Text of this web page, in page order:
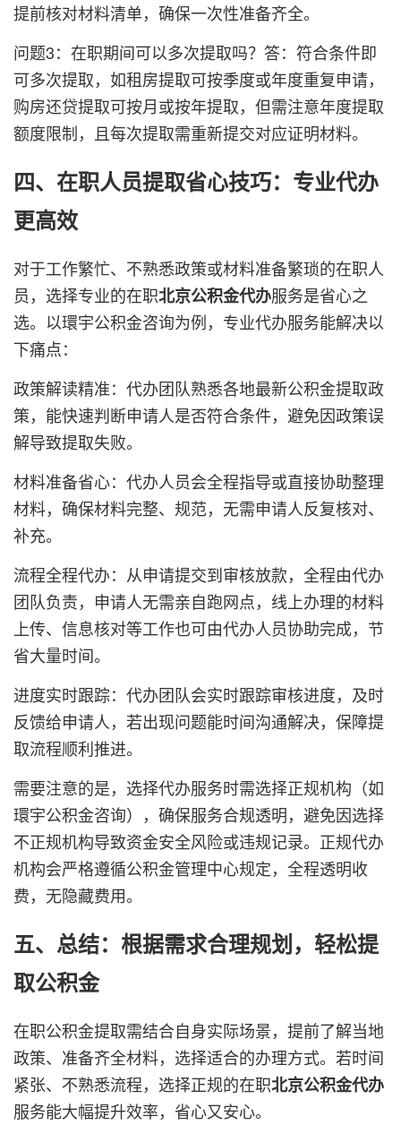
提前核对材料清单，确保一次性准备齐全。
问题3：在职期间可以多次提取吗？答：符合条件即
可多次提取，如租房提取可按季度或年度重复申请，
购房还贷提取可按月或按年提取，但需注意年度提取
额度限制，且每次提取需重新提交对应证明材料。
四、在职人员提取省心技巧：专业代办
更高效
对于工作繁忙、不熟悉政策或材料准备繁琐的在职人
员，选择专业的在职北京公积金代办服务是省心之
选。以環宇公积金咨询为例，专业代办服务能解决以
下痛点：
政策解读精准：代办团队熟悉各地最新公积金提取政
策，能快速判断申请人是否符合条件，避免因政策误
解导致提取失败。
材料准备省心：代办人员会全程指导或直接协助整理
材料，确保材料完整、规范，无需申请人反复核对、
补充。
流程全程代办：从申请提交到审核放款，全程由代办
团队负责，申请人无需亲自跑网点，线上办理的材料
上传、信息核对等工作也可由代办人员协助完成，节
省大量时间。
进度实时跟踪：代办团队会实时跟踪审核进度，及时
反馈给申请人，若出现问题能时间沟通解决，保障提
取流程顺利推进。
需要注意的是，选择代办服务时需选择正规机构（如
環宇公积金咨询），确保服务合规透明，避免因选择
不正规机构导致资金安全风险或违规记录。正规代办
机构会严格遵循公积金管理中心规定，全程透明收
费，无隐藏费用。
五、总结：根据需求合理规划，轻松提
取公积金
在职公积金提取需结合自身实际场景，提前了解当地
政策、准备齐全材料，选择适合的办理方式。若时间
紧张、不熟悉流程，选择正规的在职北京公积金代办
服务能大幅提升效率，省心又安心。